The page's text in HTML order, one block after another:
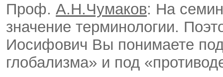
Проф. А.Н.Чумаков: На
значение терминологии.
Иосифович Вы понимаете
глобализма» и под